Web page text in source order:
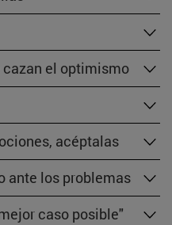
cazan el optimismo
acéptalas
ante los problemas
caso posible"